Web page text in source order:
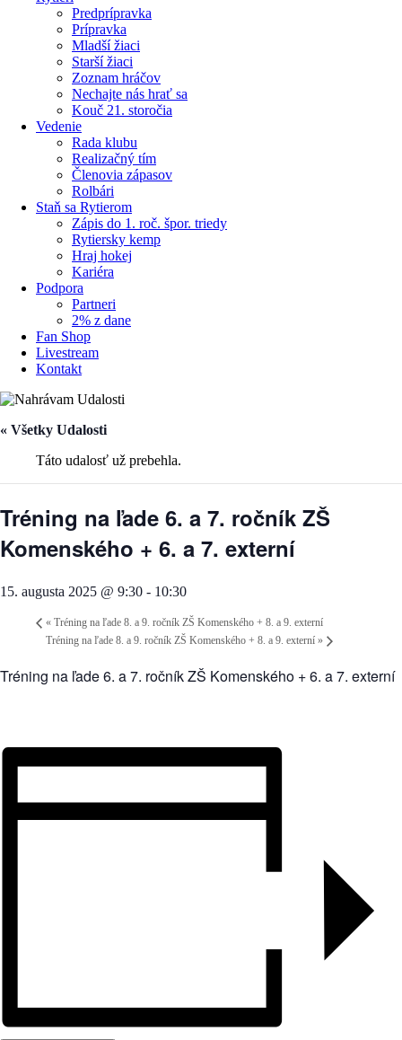
Predprípravka
Prípravka
Mladší žiaci
Starší žiaci
Zoznam hráčov
Nechajte nás hrať sa
Kouč 21. storočia
Vedenie
Rada klubu
Realizačný tím
Členovia zápasov
Rolbári
Staň sa Rytierom
Zápis do 1. roč. špor. triedy
Rytiersky kemp
Hraj hokej
Kariéra
Podpora
Partneri
2% z dane
Fan Shop
Livestream
Kontakt
« Všetky Udalosti
Táto udalosť už prebehla.
Tréning na ľade 6. a 7. ročník ZŠ
Komenského + 6. a 7. externí
15. augusta 2025 @ 9:30 - 10:30
« Tréning na ľade 8. a 9. ročník ZŠ Komenského + 8. a 9. externí
Tréning na ľade 8. a 9. ročník ZŠ Komenského + 8. a 9. externí »
Tréning na ľade 6. a 7. ročník ZŠ Komenského + 6. a 7. externí